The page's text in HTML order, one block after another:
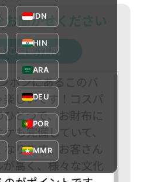
IDN
HIN
ARA
DEU
POR
MMR